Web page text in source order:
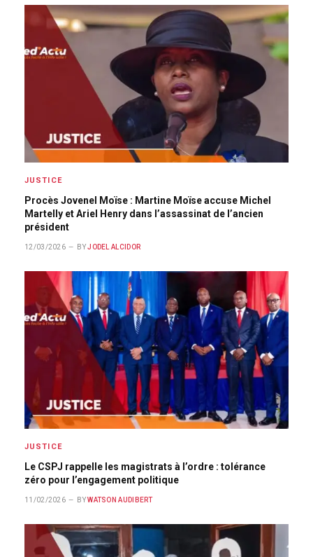
JUSTICE
Procès Jovenel Moïse : Martine Moïse accuse Michel
Martelly et Ariel Henry dans l’assassinat de l’ancien
président
12/03/2026 BY JODEL ALCIDOR
JUSTICE
Le CSPJ rappelle les magistrats à l’ordre : tolérance
zéro pour l’engagement politique
11/02/2026 BY WATSON AUDIBERT